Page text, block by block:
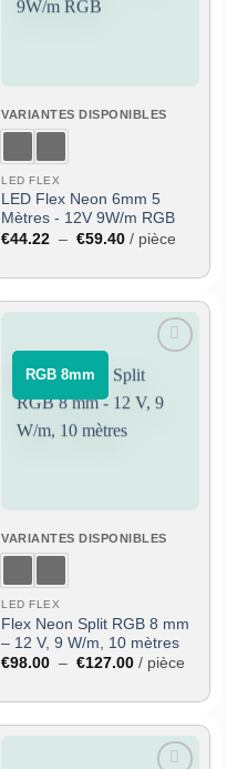
VARIANTES DISPONIBLES
LED FLEX
LED Flex Neon 6mm 5
Mètres - 12V 9W/m RGB
€44.22 – €59.40Plage
de
€44.22
€59.40
/ pièce
⠀RGB 8mm⠀
Ajouter
à la liste
de
souhaits
VARIANTES DISPONIBLES
LED FLEX
Flex Neon Split RGB 8 mm
– 12 V, 9 W/m, 10 mètres
€98.00 – €127.00Plage
de
€98.00
€127.00
/ pièce